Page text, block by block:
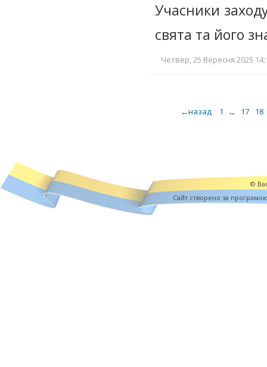
Учасники
свята та його
Четвер, 25 Вересня 2025
←назад 1 ... 17 18
©
Cайт створено за